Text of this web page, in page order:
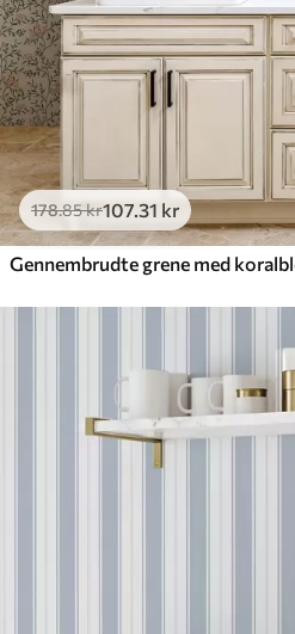
178.85kr107.31 kr